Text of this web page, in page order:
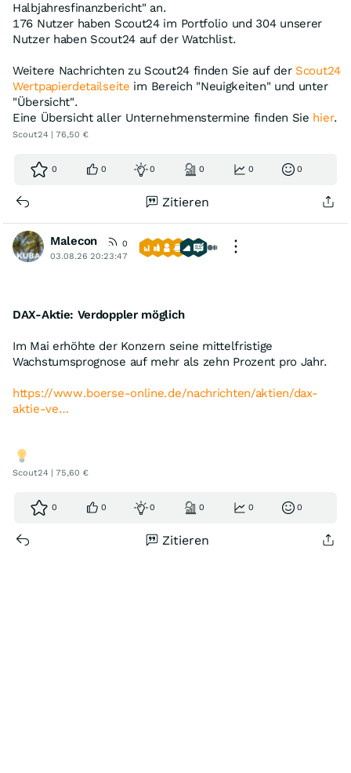
Halbjahresfinanzbericht" an.
176 Nutzer haben Scout24 im Portfolio und 304 unserer
Nutzer haben Scout24 auf der Watchlist.
Weitere Nachrichten zu Scout24 finden Sie auf der Scout24
Wertpapierdetailseite im Bereich "Neuigkeiten" und unter
"Übersicht".
Eine Übersicht aller Unternehmenstermine finden Sie hier.
Scout24 | 76,50 €
0 0 0 0 0 0
Zitieren
Malecon
0
03.08.26 20:23:47
DAX-Aktie: Verdoppler möglich
Im Mai erhöhte der Konzern seine mittelfristige
Wachstumsprognose auf mehr als zehn Prozent pro Jahr.
https://www.boerse-online.de/nachrichten/aktien/dax-
aktie-ve…
Scout24 | 75,60 €
0 0 0 0 0 0
Zitieren